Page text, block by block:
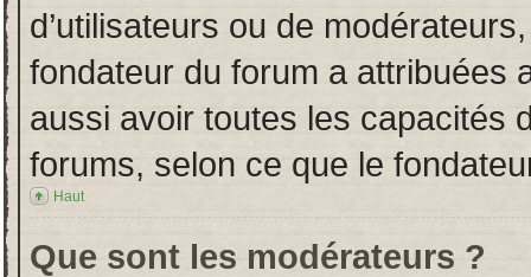
d’utilisateurs ou de
fondateur du forum a attribuées
aussi avoir toutes les capacités
forums, selon ce que le
Haut
Que sont les modérateurs ?